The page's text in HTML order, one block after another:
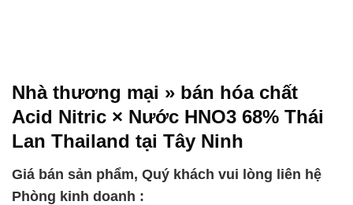
Nhà thương mại » bán hóa chất
Acid Nitric × Nước HNO3 68% Thái
Lan Thailand tại Tây Ninh
Giá bán sản phẩm, Quý khách vui lòng liên hệ
Phòng kinh doanh :